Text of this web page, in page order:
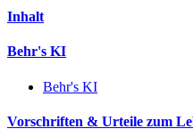
Inhalt
Behr's KI
Behr's KI
Vorschriften & Urteile zum